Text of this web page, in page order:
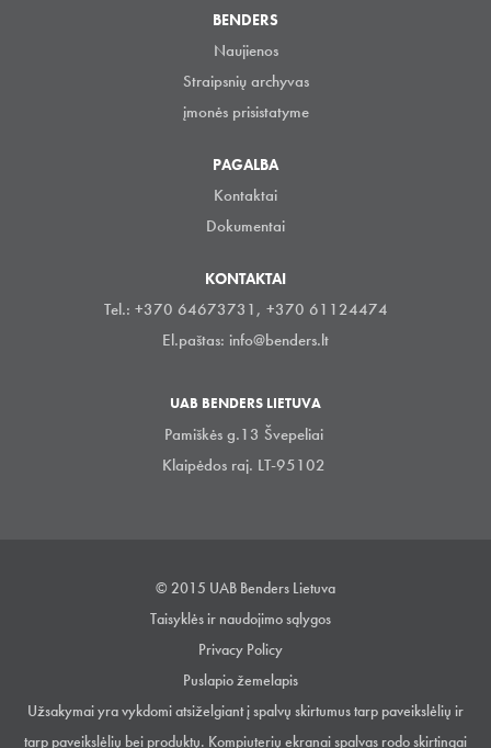
BENDERS
Naujienos
Straipsnių archyvas
įmonės prisistatyme
PAGALBA
Kontaktai
Dokumentai
KONTAKTAI
Tel.: +370 64673731, +370 61124474
El.paštas: info@benders.lt
UAB BENDERS LIETUVA
Pamiškės g.13 Švepeliai
Klaipėdos raj. LT-95102
© 2015 UAB Benders Lietuva
Taisyklės ir naudojimo sąlygos
Privacy Policy
Puslapio žemelapis
Užsakymai yra vykdomi atsiželgiant į spalvų skirtumus tarp paveikslėlių ir
tarp paveikslėlių bei produktų. Kompiuterių ekranai spalvas rodo skirtingai